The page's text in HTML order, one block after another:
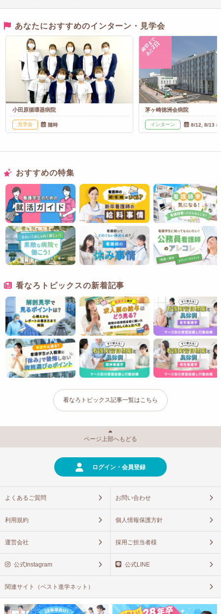
あなたにおすすめのインターン・見学会
小田原循環器病院
見学会 随時
締切まで
あと
2日
茅ヶ崎徳洲会病院
インターン 8/12, 8/13
おすすめの特集
看なろトピックスの新着記事
看なろトピックス記事一覧はこちら
ページ上部へもどる
ログイン・会員登録
よくあるご質問 お問い合わせ
利用規約 個人情報保護方針
運営会社 採用ご担当者様
公式Instagram 公式LINE
関連サイト（ベスト進学ネット）